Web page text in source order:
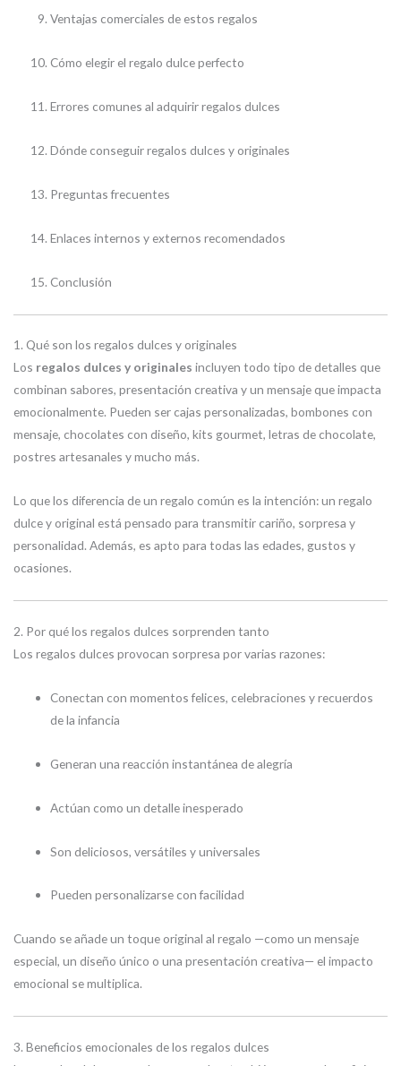
Ventajas comerciales de estos regalos
Cómo elegir el regalo dulce perfecto
Errores comunes al adquirir regalos dulces
Dónde conseguir regalos dulces y originales
Preguntas frecuentes
Enlaces internos y externos recomendados
Conclusión
1. Qué son los regalos dulces y originales
Los regalos dulces y originales incluyen todo tipo de detalles que
combinan sabores, presentación creativa y un mensaje que impacta
emocionalmente. Pueden ser cajas personalizadas, bombones con
mensaje, chocolates con diseño, kits gourmet, letras de chocolate,
postres artesanales y mucho más.
Lo que los diferencia de un regalo común es la intención: un regalo
dulce y original está pensado para transmitir cariño, sorpresa y
personalidad. Además, es apto para todas las edades, gustos y
ocasiones.
2. Por qué los regalos dulces sorprenden tanto
Los regalos dulces provocan sorpresa por varias razones:
Conectan con momentos felices, celebraciones y recuerdos
de la infancia
Generan una reacción instantánea de alegría
Actúan como un detalle inesperado
Son deliciosos, versátiles y universales
Pueden personalizarse con facilidad
Cuando se añade un toque original al regalo —como un mensaje
especial, un diseño único o una presentación creativa— el impacto
emocional se multiplica.
3. Beneficios emocionales de los regalos dulces